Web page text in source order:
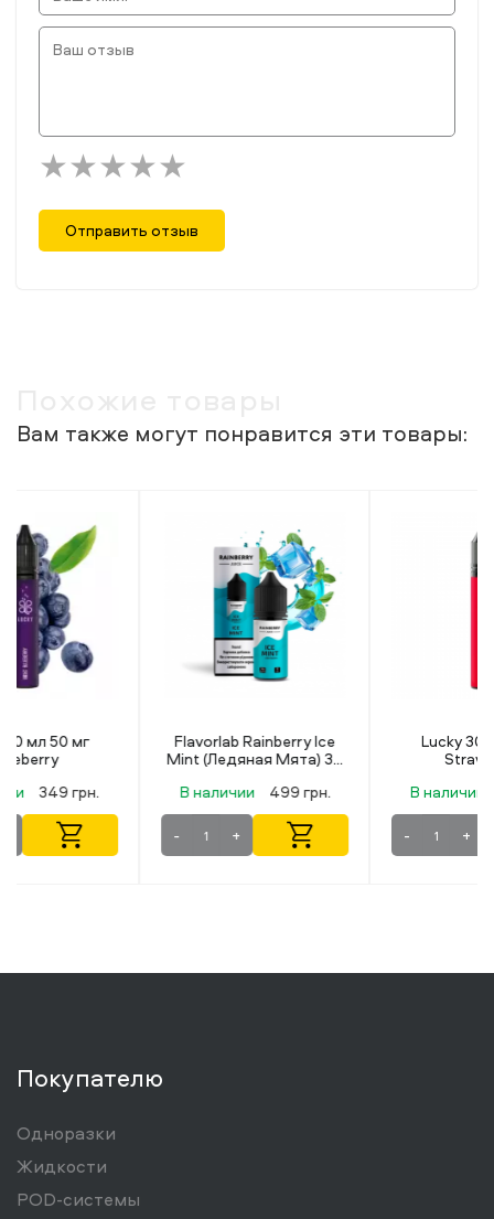
Отправить отзыв
Вам также могут понравится эти товары:
Flavorlab Rainberry Ice
Mint (Ледяная Мята) 30
В наличии 499 грн.
Lucky 30 мл 50 мг
Strawberry
В наличии
349 грн.
Покупателю
Одноразки
Жидкости
POD-системы